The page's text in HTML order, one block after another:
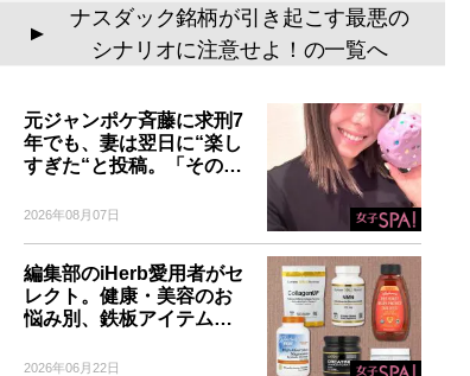
▲
ナスダック銘柄が引き起こす最悪の
シナリオに注意せよ！の一覧へ
元ジャンポケ斉藤に求刑7
年でも、妻は翌日に“楽し
すぎた“と投稿。「その…
2026年08月07日
編集部のiHerb愛用者がセ
レクト。健康・美容のお
悩み別、鉄板アイテム…
2026年06月22日